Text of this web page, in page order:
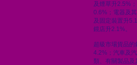
及煙草升2.5%
0.6%；電器及
及固定裝置升
鏡店升2.1%。
超級市場貨品
4.2%；汽車及
類、有關製品